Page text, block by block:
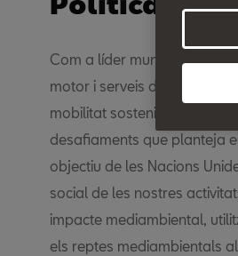
Com a líder mundial en el
motor i serveis de mobilitat,
mobilitat sostenible i en un
desafiaments que planteja
objectiu de les Nacions
social de les nostres
impacte mediambiental,
els reptes mediambientals